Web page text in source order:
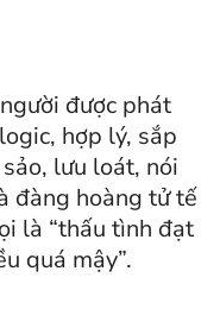
được phát
hợp lý, sắp
lưu loát, nói
đàng hoàng tử tế
là “thấu tình đạt
quá mậy”.